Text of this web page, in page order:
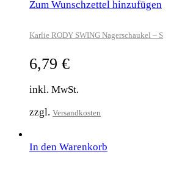
Zum Wunschzettel hinzufügen
Karlie RODY SWING Nagerschaukel – S
6,79 €
inkl. MwSt.
zzgl. Versandkosten
In den Warenkorb